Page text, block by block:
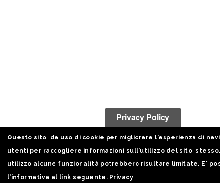
Privacy Policy
Questo sito da uso di cookie per migliorare l'esperienza di
utenti per raccogliere informazioni sull'utilizzo del sito
utilizzo alcune funzionalità potrebbero risultare limitate. E'
l'informativa al link seguente. Privacy